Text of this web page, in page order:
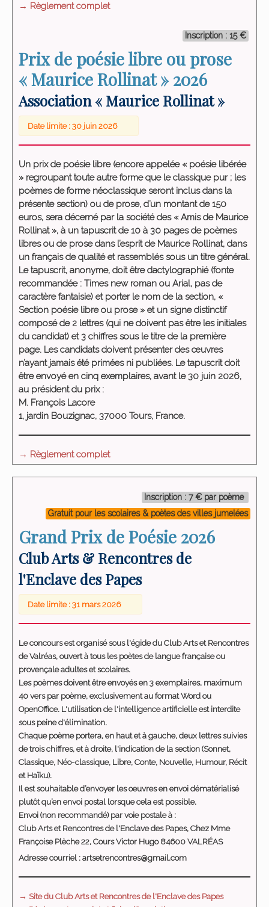
→ Règlement complet
Inscription : 15 €
Prix de poésie libre ou prose
« Maurice Rollinat » 2026
Association « Maurice Rollinat »
Date limite : 30 juin 2026
Un prix de poésie libre (encore appelée « poésie libérée
» regroupant toute autre forme que le classique pur ; les
poèmes de forme néoclassique seront inclus dans la
présente section) ou de prose, d’un montant de 150
euros, sera décerné par la société des « Amis de Maurice
Rollinat », à un tapuscrit de 10 à 30 pages de poèmes
libres ou de prose dans l’esprit de Maurice Rollinat, dans
un français de qualité et rassemblés sous un titre général.
Le tapuscrit, anonyme, doit être dactylographié (fonte
recommandée : Times new roman ou Arial, pas de
caractère fantaisie) et porter le nom de la section, «
Section poésie libre ou prose » et un signe distinctif
composé de 2 lettres (qui ne doivent pas être les initiales
du candidat) et 3 chiffres sous le titre de la première
page. Les candidats doivent présenter des œuvres
n’ayant jamais été primées ni publiées. Le tapuscrit doit
être envoyé en cinq exemplaires, avant le 30 juin 2026,
au président du prix :
M. François Lacore
1, jardin Bouzignac, 37000 Tours, France.
→ Règlement complet
Inscription : 7 € par poème
Gratuit pour les scolaires & poètes des villes jumelées
Grand Prix de Poésie 2026
Club Arts & Rencontres de
l'Enclave des Papes
Date limite : 31 mars 2026
Le concours est organisé sous l'égide du Club Arts et Rencontres
de Valréas, ouvert à tous les poètes de langue française ou
provençale adultes et scolaires.
Les poèmes doivent être envoyés en 3 exemplaires, maximum
40 vers par poème, exclusivement au format Word ou
OpenOffice. L'utilisation de l'intelligence artificielle est interdite
sous peine d'élimination.
Chaque poème portera, en haut et à gauche, deux lettres suivies
de trois chiffres, et à droite, l'indication de la section (Sonnet,
Classique, Néo-classique, Libre, Conte, Nouvelle, Humour, Récit
et Haïku).
Il est souhaitable d’envoyer les oeuvres en envoi dématérialisé
plutôt qu’en envoi postal lorsque cela est possible.
Envoi (non recommandé) par voie postale à :
Club Arts et Rencontres de l'Enclave des Papes, Chez Mme
Françoise Plèche 22, Cours Victor Hugo 84600 VALRÉAS
Adresse courriel : artsetrencontres@gmail.com
→ Site du Club Arts et Rencontres de l'Enclave des Papes